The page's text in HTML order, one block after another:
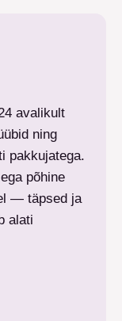
avalikult
ning
pakkujatega.
põhine
— täpsed ja
alati